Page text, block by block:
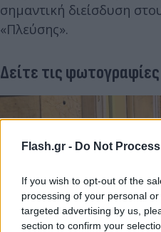
Flash.gr - Do Not
If you wish to opt-out of the
processing of your personal
targeted advertising by us,
section to confirm your
σημαντική διείσδυση
«Πλεύσης».
Δείτε τις φωτογραφίες